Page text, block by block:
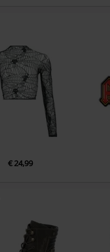
€ 24,99